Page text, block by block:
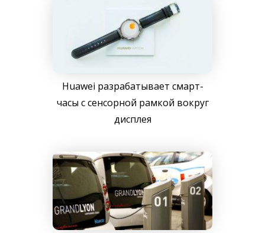
Huawei разрабатывает смарт-
часы с сенсорной рамкой вокруг
дисплея